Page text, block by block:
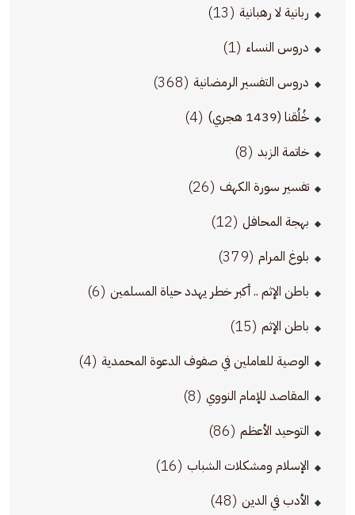
ربانية لا رهبانية (13)
دروس النساء (1)
دروس التفسير الرمضانية (368)
خُلُقنا (1439 هجري) (4)
خاتمة الزبد (8)
تفسير سورة الكهف (26)
بهجة المحافل (12)
بلوغ المرام (379)
باطن الإثم .. أكبر خطر يهدد حياة المسلمين (6)
باطن الإثم (15)
الوصية للعاملين في صفوف الدعوة المحمدية (4)
المقاصد للإمام النووي (8)
التوحيد الأعظم (86)
الإسلام ومشكلات الشباب (16)
الأدب في الدين (48)